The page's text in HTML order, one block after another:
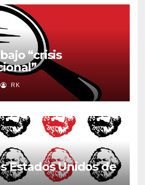
“crisis
RK
Estados Unidos de